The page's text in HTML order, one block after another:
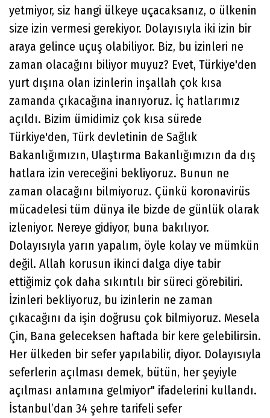
yetmiyor, siz hangi ülkeye uçacaksanız, o ülkenin
size izin vermesi gerekiyor. Dolayısıyla iki izin bir
araya gelince uçuş olabiliyor. Biz, bu izinleri ne
zaman olacağını biliyor muyuz? Evet, Türkiye'den
yurt dışına olan izinlerin inşallah çok kısa
zamanda çıkacağına inanıyoruz. İç hatlarımız
açıldı. Bizim ümidimiz çok kısa sürede
Türkiye'den, Türk devletinin de Sağlık
Bakanlığımızın, Ulaştırma Bakanlığımızın da dış
hatlara izin vereceğini bekliyoruz. Bunun ne
zaman olacağını bilmiyoruz. Çünkü koronavirüs
mücadelesi tüm dünya ile bizde de günlük olarak
izleniyor. Nereye gidiyor, buna bakılıyor.
Dolayısıyla yarın yapalım, öyle kolay ve mümkün
değil. Allah korusun ikinci dalga diye tabir
ettiğimiz çok daha sıkıntılı bir süreci görebiliri.
İzinleri bekliyoruz, bu izinlerin ne zaman
çıkacağını da işin doğrusu çok bilmiyoruz. Mesela
Çin, Bana geleceksen haftada bir kere gelebilirsin.
Her ülkeden bir sefer yapılabilir, diyor. Dolayısıyla
seferlerin açılması demek, bütün, her şeyiyle
açılması anlamına gelmiyor" ifadelerini kullandı.
İstanbul’dan 34 şehre tarifeli sefer